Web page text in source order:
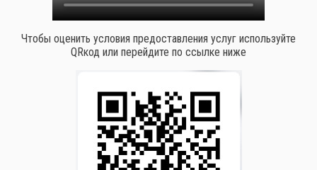
Чтобы оценить условия предоставления услуг используйте
QRкод или перейдите по ссылке ниже